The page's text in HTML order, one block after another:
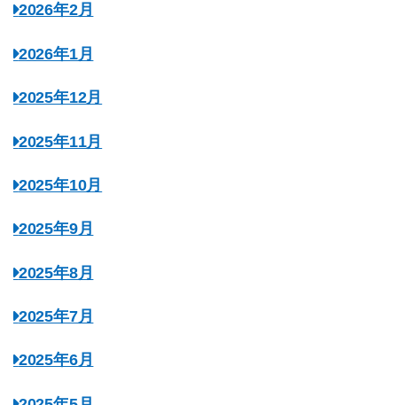
2026年2月
2026年1月
2025年12月
2025年11月
2025年10月
2025年9月
2025年8月
2025年7月
2025年6月